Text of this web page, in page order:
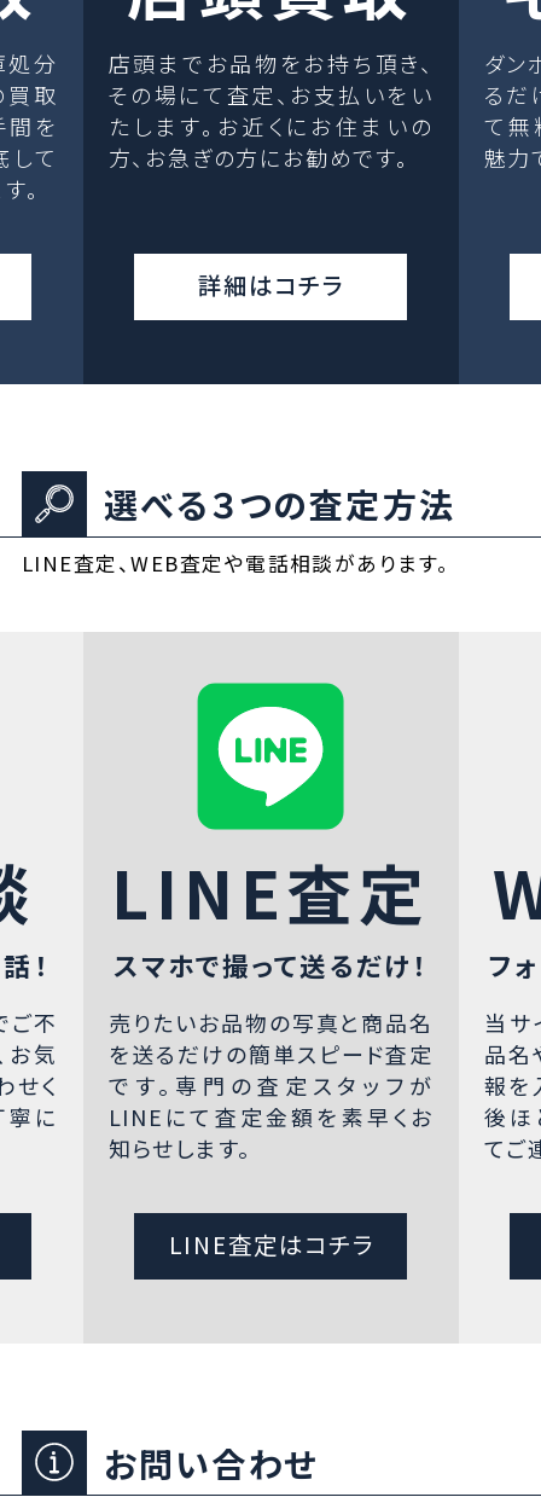
処分
取
間を
して
。
店頭までお品物をお持ち頂き、
その場にて査定、お支払いをい
たします。お近くにお住まいの
方、お急ぎの方にお勧めです。
詳細はコチラ
ダン
るだ
て無
魅力
選べる３つの査定方法
LINE査定、WEB査定や電話相談があります。
！
ご不
お気
せく
寧に
LINE査定
スマホで撮って送るだけ！
売りたいお品物の写真と商品名
を送るだけの簡単スピード査定
です。専門の査定スタッフが
LINEにて査定金額を素早くお
知らせします。
LINE査定はコチラ
フ
当サ
品名
報を
後ほ
てご
お問い合わせ